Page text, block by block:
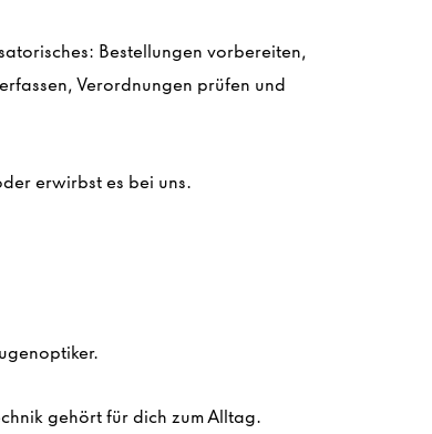
Bestellungen vorbereiten,
Verordnungen prüfen und
erwirbst es bei uns.
.
gehört für dich zum Alltag.